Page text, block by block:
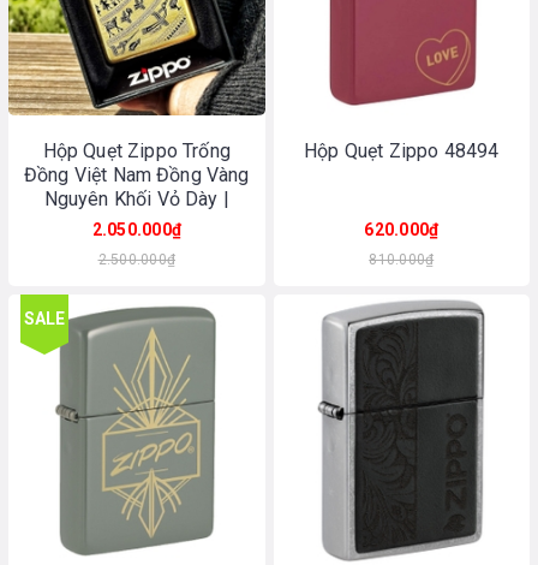
Hộp Quẹt Zippo Trống
Đồng Việt Nam Đồng Vàng
Nguyên Khối Vỏ Dày |
Made In USA
2.050.000₫
2.500.000₫
Hộp Quẹt Zippo 48494
620.000₫
810.000₫
SALE